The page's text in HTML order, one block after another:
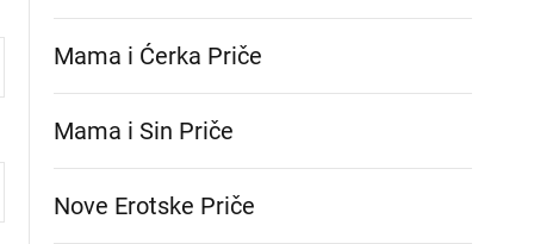
Mama i Ćerka Priče
Mama i Sin Priče
Nove Erotske Priče